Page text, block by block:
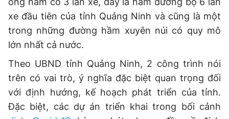
xe đầu tiên của tỉnh Quảng Ninh và cũng là một
trong những đường hầm xuyên núi có quy mô
lớn nhất cả nước.
Theo UBND tỉnh Quảng Ninh, 2 công trình nói
trên có vai trò, ý nghĩa đặc biệt quan trọng đối
với định hướng, kế hoạch phát triển của tỉnh.
Đặc biệt, các dự án triển khai trong bối cảnh